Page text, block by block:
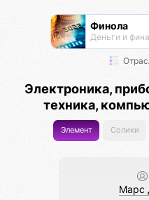
Финола
Деньги и
Электроника,
техника,
Элемент Солики
Марс